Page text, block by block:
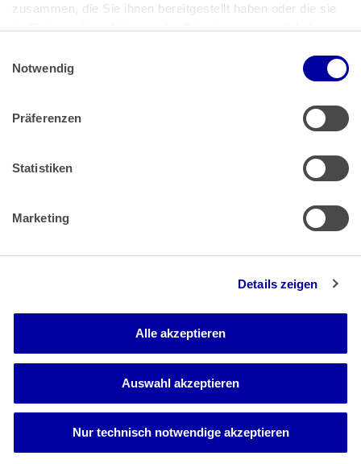
zusammen, die Sie ihnen bereitgestellt haben oder die sie
im Rahmen Ihrer Nutzung der Dienste gesammelt haben.
Impressum
Notwendig
Präferenzen
Statistiken
Marketing
Details zeigen
Alle akzeptieren
Auswahl akzeptieren
Nur technisch notwendige akzeptieren
Pressemitteilungen|AGB
Impressum|Datenschutz
Muster Widerrufsformular (PDF)
Barrierefreiheit